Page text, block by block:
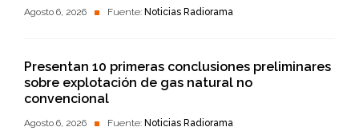
Agosto 6, 2026 Fuente: Noticias Radiorama
Presentan 10 primeras conclusiones preliminares
sobre explotación de gas natural no
convencional
Agosto 6, 2026 Fuente: Noticias Radiorama